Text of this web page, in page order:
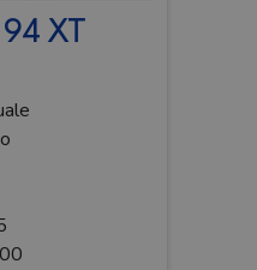
XT